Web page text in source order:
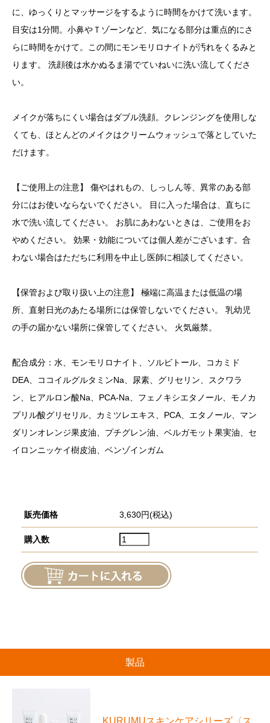
に、ゆっくりとマッサージをするように時間をかけて洗います。
目安は1分間。小鼻やＴゾーンなど、気になる部分は重点的にさ
らに時間をかけて。この間にモンモリロナイトが汚れをくるみと
ります。 洗顔後は水かぬるま湯でていねいに洗い流してくださ
い。
メイクが落ちにくい場合はダブル洗顔。クレンジングを使用しな
くても、ほとんどのメイクはクリームウォッシュで落としていた
だけます。
【ご使用上の注意】 傷やはれもの、しっしん等、異常のある部
分にはお使いならないでください。 目に入った場合は、直ちに
水で洗い流してください。 お肌にあわないときは、ご使用をお
やめください。 効果・効能については個人差がございます。合
わない場合はただちに利用を中止し医師に相談してください。
【保管および取り扱い上の注意】 極端に高温または低温の場
所、直射日光のあたる場所には保管しないでください。 乳幼児
の手の届かない場所に保管してください。 火気厳禁。
配合成分：水、モンモリロナイト、ソルビトール、コカミド
DEA、ココイルグルタミンNa、尿素、グリセリン、スクワラ
ン、ヒアルロン酸Na、PCA-Na、フェノキシエタノール、モノカ
プリル酸グリセリル、カミツレエキス、PCA、エタノール、マン
ダリンオレンジ果皮油、プチグレン油、ベルガモット果実油、セ
イロンニッケイ樹皮油、ベンゾインガム
販売価格 3,630円(税込)
購入数
製品
KURUMUスキンケアシリーズ〈ス